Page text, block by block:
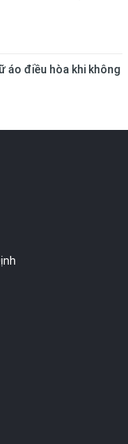
áo điều hòa khi không